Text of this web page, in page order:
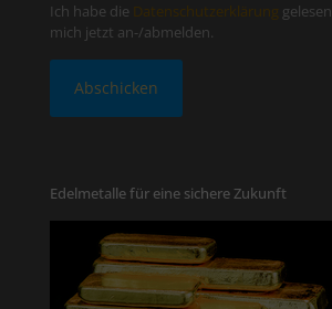
Ich habe die Datenschutzerklärung gelesen
mich jetzt an-/abmelden.
Edelmetalle für eine sichere Zukunft